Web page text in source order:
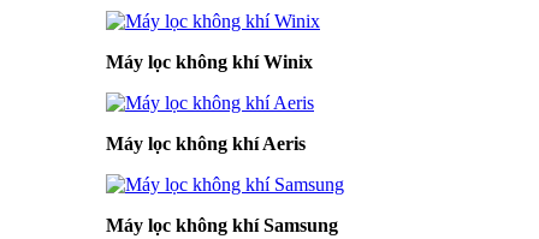
Máy lọc không khí Winix
Máy lọc không khí Aeris
Máy lọc không khí Samsung